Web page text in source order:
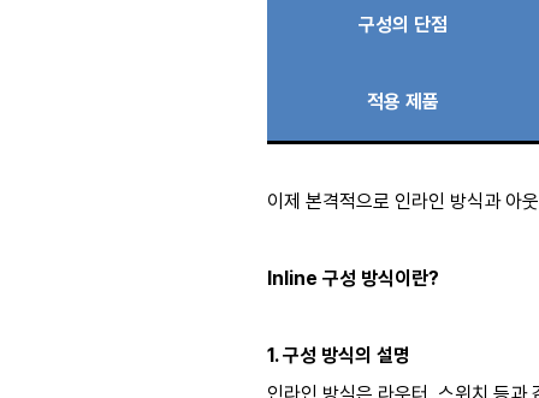
구성의 단점
적용 제품
이제 본격적으로 인라인 방식과 아
Inline 구성 방식이란?
1. 구성 방식의 설명